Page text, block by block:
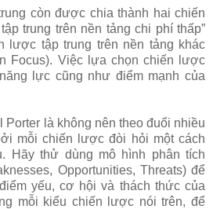
còn được chia thành hai chiến
trung trên nền tảng chi phí thấp”
lược tập trung trên nền tảng khác
Focus). Việc lựa chọn chiến lược
lực cũng như điểm mạnh của
Porter là không nên theo đuổi nhiều
mỗi chiến lược đòi hỏi một cách
Hãy thử dùng mô hình phân tích
Opportunities, Threats) để
yếu, cơ hội và thách thức của
mỗi kiểu chiến lược nói trên, để